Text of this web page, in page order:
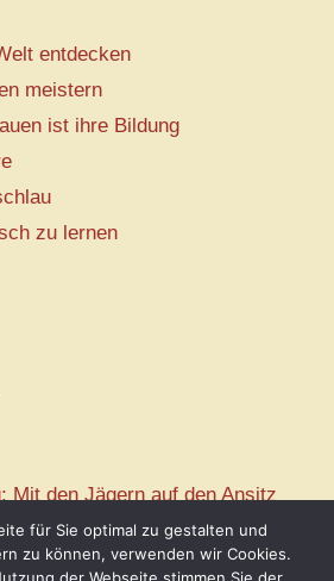
entdecken
meistern
ist ihre Bildung
zu lernen
Mit den Jägern auf den Ansitz
für Sie optimal zu gestalten und
zu können, verwenden wir Cookies.